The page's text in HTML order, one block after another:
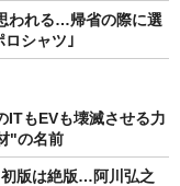
われる…帰省の際に選
ロシャツ｣
もEVも壊滅させる力
"の名前
版は絶版…阿川弘之